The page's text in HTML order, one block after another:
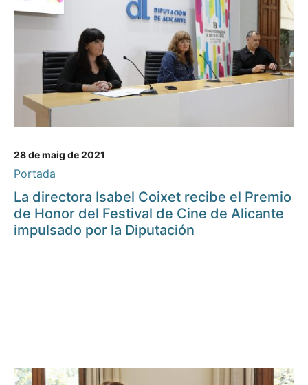
28 de maig de 2021
Portada
La directora Isabel Coixet recibe el Premio
de Honor del Festival de Cine de Alicante
impulsado por la Diputación